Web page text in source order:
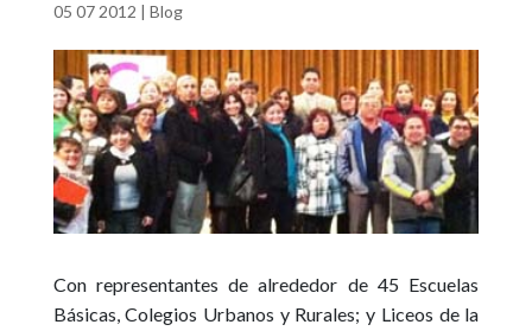
05 07 2012 | Blog
Con representantes de alrededor de 45 Escuelas
Básicas, Colegios Urbanos y Rurales; y Liceos de la